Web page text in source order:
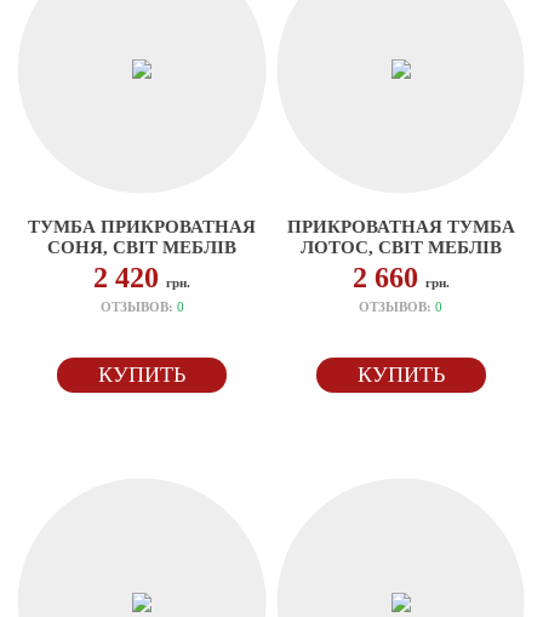
ТУМБА ПРИКРОВАТНАЯ
СОНЯ, СВІТ МЕБЛІВ
2 420грн.
ОТЗЫВОВ: 0
КУПИТЬ
ПРИКРОВАТНАЯ ТУМБА
ЛОТОС, СВІТ МЕБЛІВ
2 660 грн.
ОТЗЫВОВ:0
КУПИТЬ